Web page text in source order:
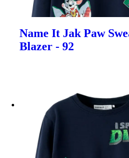
Name It Jak Paw
Blazer - 92